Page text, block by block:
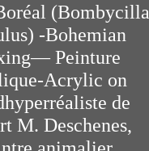
(Bombycilla
-Bohemian
Peinture
Acrylic on
de
M. Deschenes,